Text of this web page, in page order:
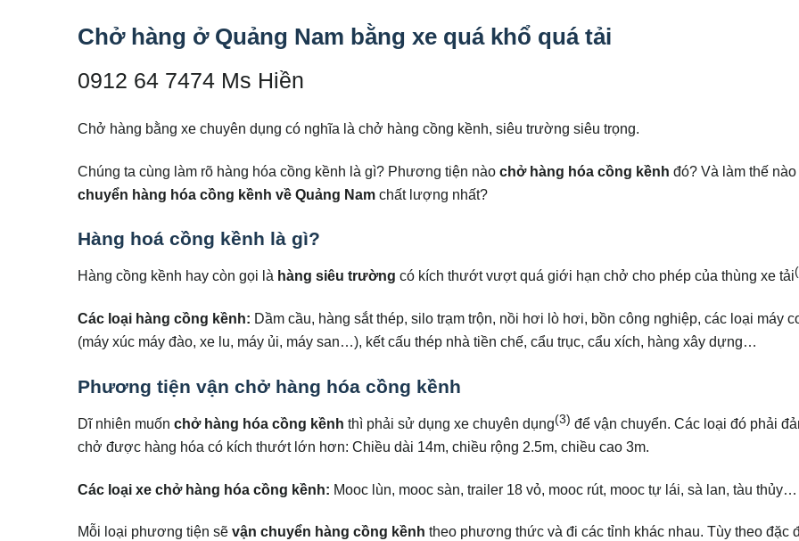
Chở hàng ở Quảng Nam bằng xe quá khổ quá tải
0912 64 7474 Ms Hiền
Chở hàng bằng xe chuyên dụng có nghĩa là chở hàng cồng kềnh, siêu trường siêu trọng.
Chúng ta cùng làm rõ hàng hóa cồng kềnh là gì? Phương tiện nào chở hàng hóa cồng kềnh đó? Và làm thế
chuyển hàng hóa cồng kềnh về Quảng Nam chất lượng nhất?
Hàng hoá cồng kềnh là gì?
Hàng cồng kềnh hay còn gọi là hàng siêu trường có kích thướt vượt quá giới hạn chở cho phép của thùng xe tải
Các loại hàng cồng kềnh: Dầm cầu, hàng sắt thép, silo trạm trộn, nồi hơi lò hơi, bồn công nghiệp, các loại máy
(máy xúc máy đào, xe lu, máy ủi, máy san…), kết cấu thép nhà tiền chế, cẩu trục, cẩu xích, hàng xây dựng…
Phương tiện vận chở hàng hóa cồng kềnh
Dĩ nhiên muốn chở hàng hóa cồng kềnh thì phải sử dụng xe chuyên dụng(3) để vận chuyển. Các loại đó phải
chở được hàng hóa có kích thướt lớn hơn: Chiều dài 14m, chiều rộng 2.5m, chiều cao 3m.
Các loại xe chở hàng hóa cồng kềnh: Mooc lùn, mooc sàn, trailer 18 vỏ, mooc rút, mooc tự lái, sà lan, tàu thủy…
Mỗi loại phương tiện sẽ vận chuyển hàng cồng kềnh theo phương thức và đi các tỉnh khác nhau. Tùy theo đặc